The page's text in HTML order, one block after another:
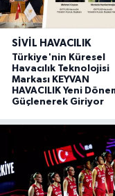
SIVIL HAVACILIK
Türkiye'nin Küresel
Havacılık Teknolojisi
Markası KEYVAN
HAVACILIK Yeni
Güçlenerek Giriyor